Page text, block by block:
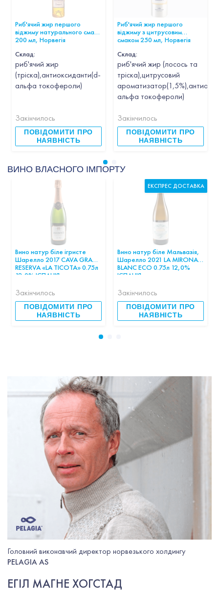
Риб'ячий жир першого
віджиму натурального смаку
200 мл, Норвегія
Склад:
риб'ячий жир
(тріска),антиоксиданти(d-
альфа токофероли)
Закінчилось
ПОВІДОМИТИ ПРО
НАЯВНІСТЬ
Риб'ячий жир першого
віджиму з цитрусовим
смаком 250 мл, Норвегія
Склад:
риб'ячий жир (лосось та
тріска),цитрусовий
альфа токофероли)
Закінчилось
ПОВІДОМИТИ ПРО
НАЯВНІСТЬ
ВИНО ВЛАСНОГО ІМПОРТУ
Вино натур біле ігристе
Шарелло 2017 CAVA GRAN
RESERVA «LA TICOTA» 0.75л
12,0% ІСПАНІЯ
Закінчилось
ПОВІДОМИТИ ПРО
НАЯВНІСТЬ
Вино натур біле Мальвазія,
Шарелло 2021 LA MIRONA
BLANC ECO 0.75л 12,0%
ІСПАНІЯ
Закінчилось
ПОВІДОМИТИ ПРО
НАЯВНІСТЬ
ЕКСПРЕС ДОСТАВКА
Головний виконавчий директор норвезького холдингу
PELAGIA AS
ЕГІЛ МАГНЕ ХОГСТАД